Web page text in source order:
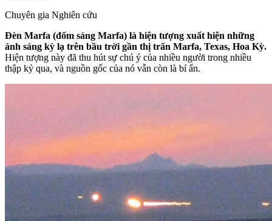
Chuyên gia Nghiên cứu
Đèn Marfa (đốm sáng Marfa) là hiện tượng xuất hiện những
ánh sáng kỳ lạ trên bầu trời gần thị trấn Marfa, Texas, Hoa Kỳ.
Hiện tượng này đã thu hút sự chú ý của nhiều người trong nhiều
thập kỷ qua, và nguồn gốc của nó vẫn còn là bí ẩn.